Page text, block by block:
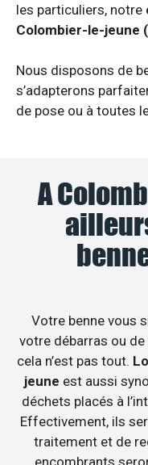
les particuliers, notre
Colombier-le-jeune
Nous disposons de
s’adapterons
de pose ou à toutes
A
Votre benne vous
votre débarras ou
cela n’est pas tout.
jeune est aussi
déchets placés à
Effectivement, ils
traitement et de
encombrants